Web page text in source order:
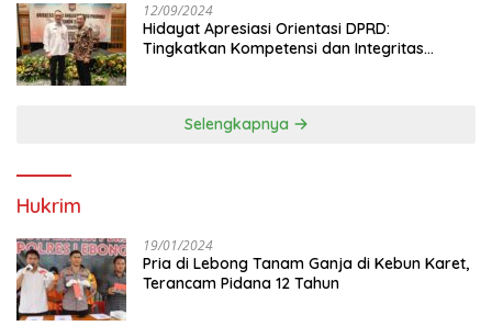
12/09/2024
Hidayat Apresiasi Orientasi DPRD:
Tingkatkan Kompetensi dan Integritas
Selengkapnya
Hukrim
19/01/2024
Pria di Lebong Tanam Ganja di Kebun Karet,
Terancam Pidana 12 Tahun